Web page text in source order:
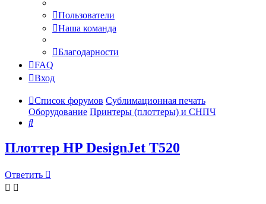
Пользователи
Наша команда
Благодарности
FAQ
Вход
Список форумов Сублимационная печать
Оборудование Принтеры (плоттеры) и СНПЧ
Поиск
Плоттер HP DesignJet T520
Ответить